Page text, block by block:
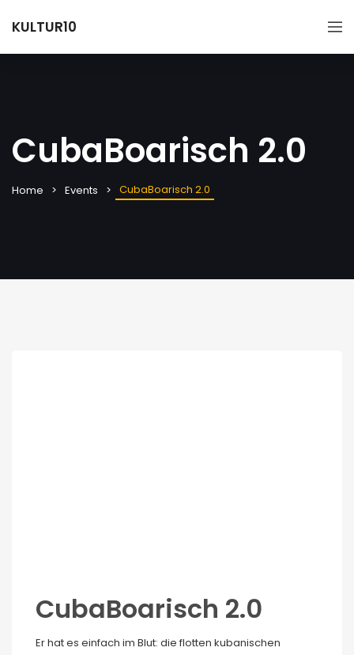
KULTUR10
CubaBoarisch 2.0
Home Events CubaBoarisch 2.0
CubaBoarisch 2.0
Er hat es einfach im Blut: die flotten kubanischen